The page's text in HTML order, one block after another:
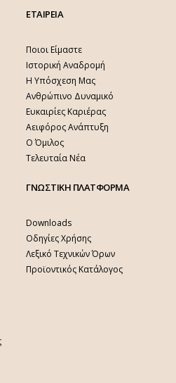
ΕΤΑΙΡΕΙΑ
Ποιοι Είμαστε
Ιστορική Αναδρομή
Η Υπόσχεση Μας
Ανθρώπινο Δυναμικό
Ευκαιρίες Καριέρας
Αειφόρος Ανάπτυξη
Ο Όμιλος
Τελευταία Νέα
ΓΝΩΣΤΙΚΗ ΠΛΑΤΦΟΡΜΑ
Downloads
Οδηγίες Χρήσης
Λεξικό Τεχνικών Όρων
Προϊοντικός Κατάλογος